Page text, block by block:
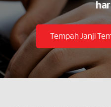
Tempah Janji